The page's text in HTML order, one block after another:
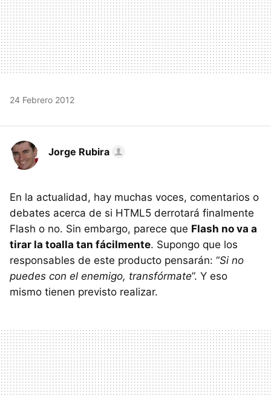
24 Febrero 2012
Jorge Rubira
En la actualidad, hay muchas voces, comentarios o
debates acerca de si HTML5 derrotará finalmente
Flash o no. Sin embargo, parece que Flash no va a
tirar la toalla tan fácilmente. Supongo que los
responsables de este producto pensarán: “Si no
puedes con el enemigo, transfórmate”. Y eso
mismo tienen previsto realizar.